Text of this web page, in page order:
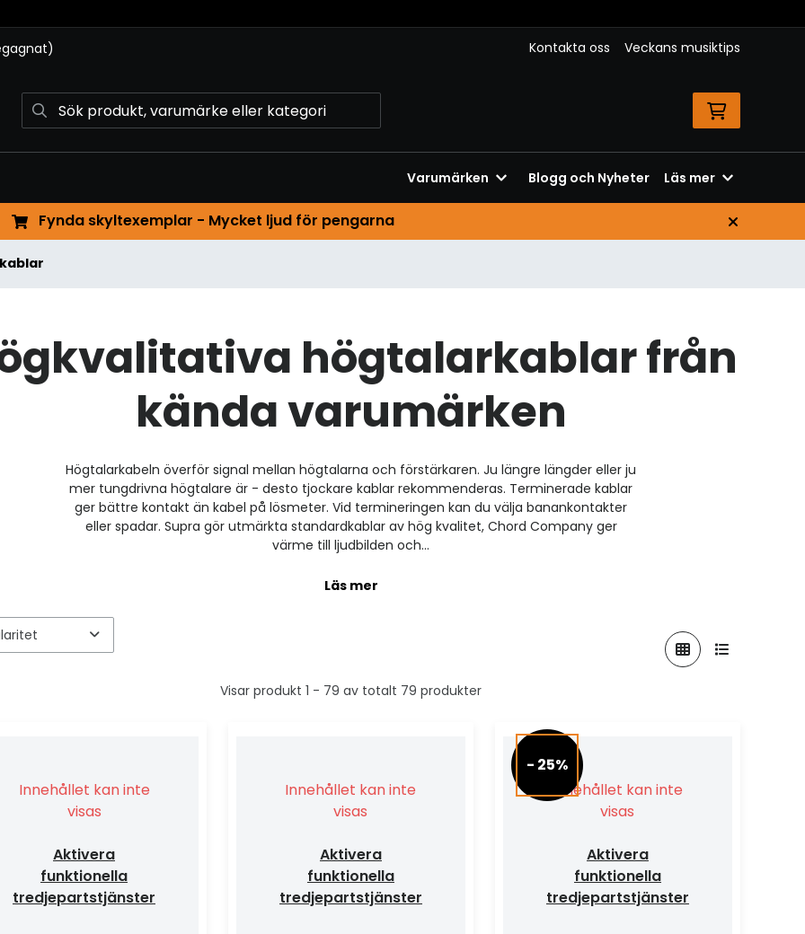
Kontakta oss Veckans musiktips
Varumärken Blogg och Nyheter Läs mer
Fynda skyltexemplar - Mycket ljud för pengarna
högtalarkablar från
kända varumärken
Högtalarkabeln överför signal mellan högtalarna och förstärkaren. Ju längre längder eller ju
mer tungdrivna högtalare är - desto tjockare kablar rekommenderas. Terminerade kablar
ger bättre kontakt än kabel på lösmeter. Vid termineringen kan du välja banankontakter
eller spadar. Supra gör utmärkta standardkablar av hög kvalitet, Chord Company ger
värme till ljudbilden och...
Läs mer
Visar produkt 1 - 79 av totalt 79 produkter
Innehållet kan inte
visas
Aktivera
funktionella
tredjepartstjänster
Innehållet kan inte
visas
Aktivera
funktionella
tredjepartstjänster
- 25%
Innehållet kan inte
visas
Aktivera
funktionella
tredjepartstjänster